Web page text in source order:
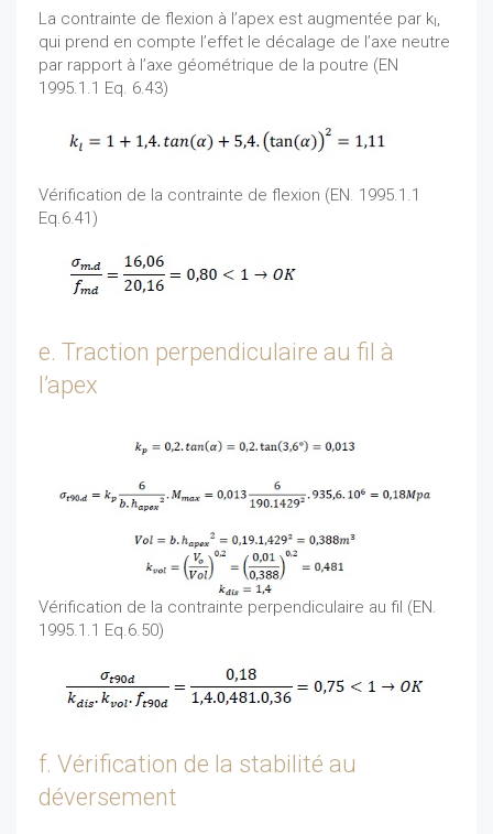
La contrainte de flexion à l’apex est augmentée par k
qui prend en compte l’effet le décalage de l’axe neutre
par rapport à l’axe géométrique de la poutre (EN
1995.1.1 Eq. 6.43)
Vérification de la contrainte de flexion (EN. 1995.1.1
Eq.6.41)
e. Traction perpendiculaire au fil à
l’apex
Vérification de la contrainte perpendiculaire au fil (EN.
1995.1.1 Eq.6.50)
f. Vérification de la stabilité au
déversement